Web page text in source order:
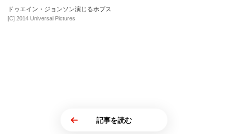
ドゥエイン・ジョンソン演じるホブス
[C] 2014 Universal Pictures
記事を読む